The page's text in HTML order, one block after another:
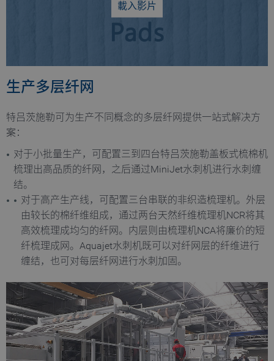
載入影片
生产多层纤网
特吕茨施勒可为生产不同概念的多层纤网提供一站式解决方
案：
对于小批量生产，可配置三到四台特吕茨施勒盖板式梳棉机
梳理出高品质的纤网，之后通过MiniJet水刺机进行水刺缠
结。
对于高产生产线，可配置三台串联的非织造梳理机。外层
由较长的棉纤维组成，通过两台天然纤维梳理机NCR将其
高效梳理成均匀的纤网。内层则由梳理机NCA将廉价的短
纤梳理成网。Aquajet水刺机既可以对纤网层的纤维进行
缠结，也可对每层纤网进行水刺加固。